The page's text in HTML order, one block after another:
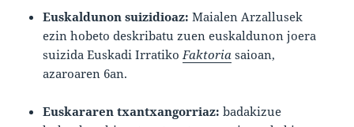
Euskaldunon suizidioaz: Maialen Arzallusek
ezin hobeto deskribatu zuen euskaldunon joera
suizida Euskadi IrratikoFaktoria saioan,
azaroaren 6an.
Euskararen txantxangorriaz: badakizue